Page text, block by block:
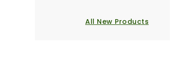
All New Products